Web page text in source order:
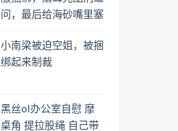
问，最后给海砂嘴里塞
置海砂一人苦苦挣扎
小南梁被迫空姐，被捆
绑起来制裁
黑丝ol办公室自慰 摩
桌角 提拉股绳 自己带